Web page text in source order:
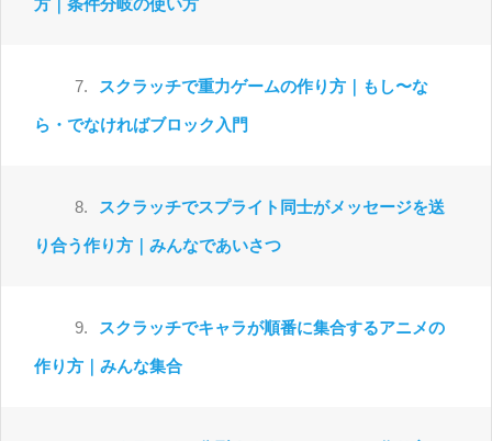
方｜条件分岐の使い方
7. スクラッチで重力ゲームの作り方｜もし〜な
ら・でなければブロック入門
8. スクラッチでスプライト同士がメッセージを送
り合う作り方｜みんなであいさつ
9. スクラッチでキャラが順番に集合するアニメの
作り方｜みんな集合